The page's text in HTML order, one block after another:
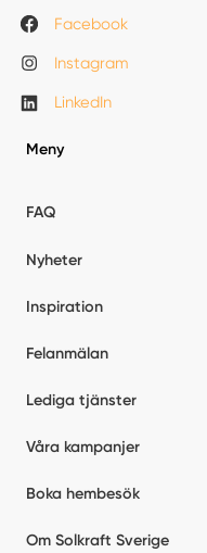
Facebook
Instagram
LinkedIn
Meny
FAQ
Nyheter
Inspiration
Felanmälan
Lediga tjänster
Våra kampanjer
Boka hembesök
Om Solkraft Sverige